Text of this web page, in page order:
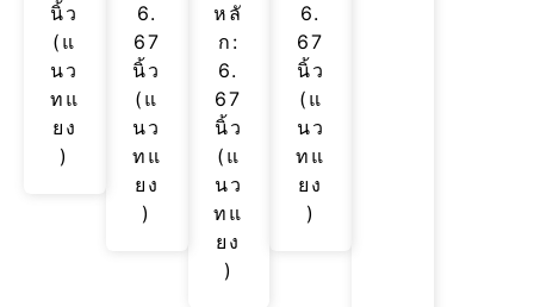
นิ้ว
(แ
นว
ทแ
ยง
)
6.
67
นิ้ว
(แ
นว
ทแ
ยง
)
หลั
ก:
6.
67
นิ้ว
(แ
นว
ทแ
ยง
)
6.
67
นิ้ว
(แ
นว
ทแ
ยง
)